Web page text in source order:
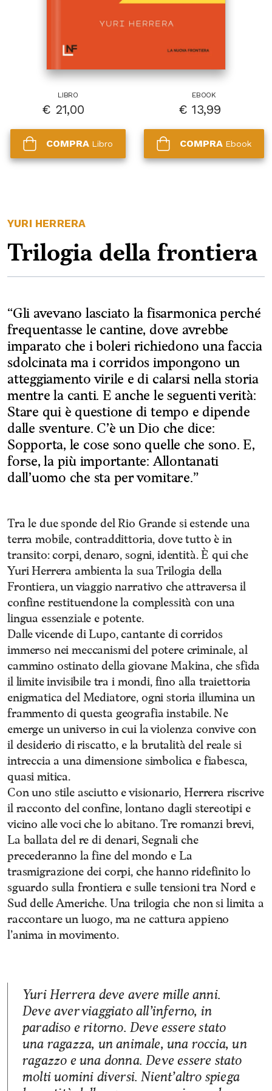
LIBRO
€ 21,00
COMPRA Libro
EBOOK
€ 13,99
COMPRA Ebook
YURI HERRERA
Trilogia della frontiera
“Gli avevano lasciato la fisarmonica perché
frequentasse le cantine, dove avrebbe
imparato che i boleri richiedono una faccia
sdolcinata ma i corridos impongono un
atteggiamento virile e di calarsi nella storia
mentre la canti. E anche le seguenti verità:
Stare qui è questione di tempo e dipende
dalle sventure. C’è un Dio che dice:
Sopporta, le cose sono quelle che sono. E,
forse, la più importante: Allontanati
dall’uomo che sta per vomitare.”
Tra le due sponde del Rio Grande si estende una
terra mobile, contraddittoria, dove tutto è in
transito: corpi, denaro, sogni, identità. È qui che
Yuri Herrera ambienta la sua Trilogia della
Frontiera, un viaggio narrativo che attraversa il
confine restituendone la complessità con una
lingua essenziale e potente.
Dalle vicende di Lupo, cantante di corridos
immerso nei meccanismi del potere criminale, al
cammino ostinato della giovane Makina, che sfida
il limite invisibile tra i mondi, fino alla traiettoria
enigmatica del Mediatore, ogni storia illumina un
frammento di questa geografia instabile. Ne
emerge un universo in cui la violenza convive con
il desiderio di riscatto, e la brutalità del reale si
intreccia a una dimensione simbolica e fiabesca,
quasi mitica.
Con uno stile asciutto e visionario, Herrera riscrive
il racconto del confine, lontano dagli stereotipi e
vicino alle voci che lo abitano. Tre romanzi brevi,
La ballata del re di denari, Segnali che
precederanno la fine del mondo e La
trasmigrazione dei corpi, che hanno ridefinito lo
sguardo sulla frontiera e sulle tensioni tra Nord e
Sud delle Americhe. Una trilogia che non si limita a
raccontare un luogo, ma ne cattura appieno
l’anima in movimento.
Yuri Herrera deve avere mille anni.
Deve aver viaggiato all’inferno, in
paradiso e ritorno. Deve essere stato
una ragazza, un animale, una roccia, un
ragazzo e una donna. Deve essere stato
molti uomini diversi. Nient’altro spiega